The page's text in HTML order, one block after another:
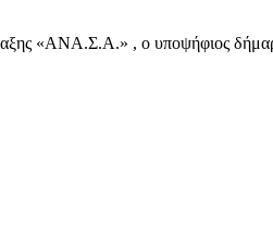
«ΑΝΑ.Σ.Α.» , ο υποψήφιος